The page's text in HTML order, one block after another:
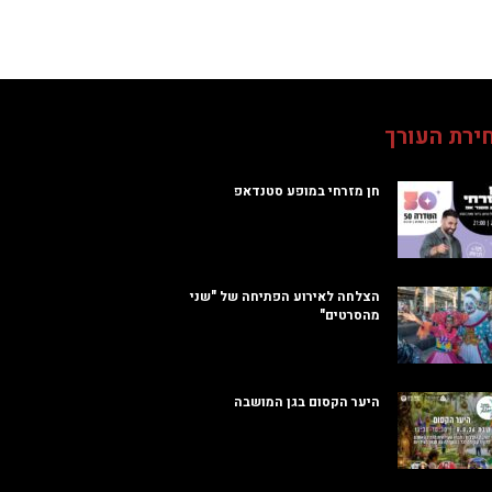
העורך
חן מזרחי במופע סטנדאפ
הצלחה לאירוע הפתיחה של "שני
מהסרטים"
היער הקסום בגן המושבה